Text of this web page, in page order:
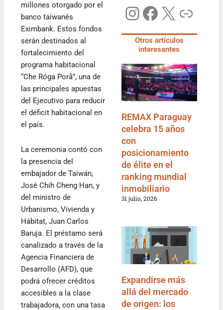
millones otorgado por el
banco taiwanés
Eximbank. Estos fondos
serán destinados al
fortalecimiento del
programa habitacional
“Che Róga Porã”, una de
las principales apuestas
del Ejecutivo para reducir
el déficit habitacional en
el país.
La ceremonia contó con
la presencia del
embajador de Taiwán,
José Chih Cheng Han, y
del ministro de
Urbanismo, Vivienda y
Hábitat, Juan Carlos
Baruja. El préstamo será
canalizado a través de la
Agencia Financiera de
Desarrollo (AFD), que
podrá ofrecer créditos
accesibles a la clase
trabajadora, con una tasa
Otros artículos
interesantes
REMAX Paraguay
celebra 15 años
con
posicionamiento
de élite en el
ranking mundial
inmobiliario
31 julio, 2026
Expandirse más
allá del mercado
de origen: los